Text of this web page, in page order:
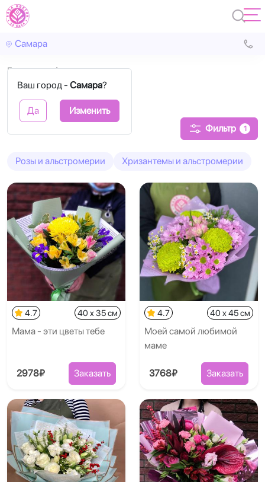
Самара
Ваш город - Самара?
Да Изменить
Главная Альстромерии
Альстромерии
Фильтр 1
Розы и альстромерии Хризантемы и альстромерии
4.7 40 x 35 см
Мама - эти цветы тебе
2978₽ Заказать
4.7 40 x 45 см
Моей самой любимой
маме
3768₽ Заказать